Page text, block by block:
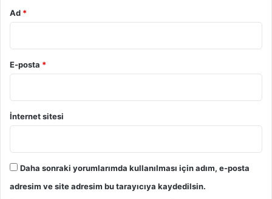
Ad *
E-posta *
İnternet sitesi
Daha sonraki yorumlarımda kullanılması için adım, e-posta
adresim ve site adresim bu tarayıcıya kaydedilsin.